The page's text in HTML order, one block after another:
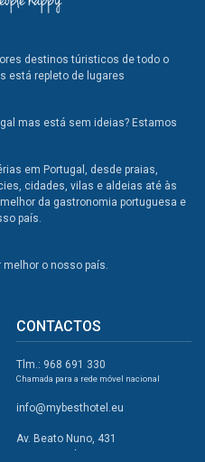
destinos túristicos de todo o
está repleto de lugares
mas está sem ideias? Estamos
em Portugal, desde praias,
cidades, vilas e aldeias até às
da gastronomia portuguesa e
país.
o nosso país.
CONTACTOS
Tlm.: 968 691 330
Chamada para a rede móvel nacional
info@mybesthotel.eu
Av. Beato Nuno, 431